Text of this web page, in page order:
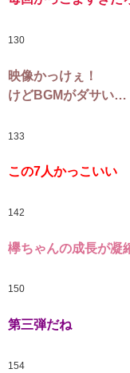
130
映像かっけぇ！
けどBGMがダサい…
133
この7人かっこいい
142
欅ちゃんの成長が凝
150
第三弾だね
154